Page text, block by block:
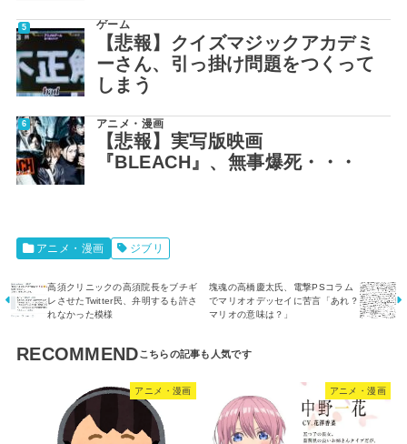
ゲーム
【悲報】クイズマジックアカデミ
ーさん、引っ掛け問題をつくって
しまう
アニメ・漫画
【悲報】実写版映画
『BLEACH』、無事爆死・・・
アニメ・漫画 ジブリ
高須クリニックの高須院長をブチギ
レさせたTwitter民、弁明するも許さ
れなかった模様
塊魂の高橋慶太氏、電撃PSコラム
でマリオオデッセイに苦言「あれ？
マリオの意味は？」
RECOMMEND
アニメ・漫画 アニメ・漫画